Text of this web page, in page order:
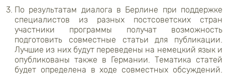
По результатам диалога в Берлине при поддержке
специалистов из разных постсоветских стран
участники программы получат возможность
подготовить совместные статьи для публикации.
Лучшие из них будут переведены на немецкий язык и
опубликованы также в Германии. Тематика статей
будет определена в ходе совместных обсуждений.